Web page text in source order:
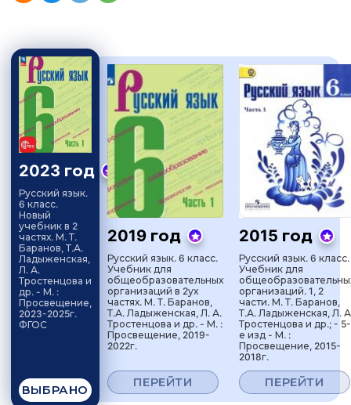
2023 год
Русский язык.
6 класс.
Новый
учебник в 2
частях. М. Т.
Баранов, Т.А.
Ладыженская,
Л. А.
Тростенцова и
др. - М. :
Просвещение,
2023-2025г.
ФГОС
ВЫБРАНО
2019 год
Русский язык. 6 класс.
Учебник для
общеобразовательных
организаций в 2ух
частях. М. Т. Баранов,
Т.А. Ладыженская, Л. А.
Тростенцова и др. - М. :
Просвещение, 2019-
2022г.
ПЕРЕЙТИ
2015 год
Русский язык. 6 класс.
Учебник для
организаций. 1, 2
части. М. Т. Баранов,
Т.А. Ладыженская, Л.
Тростенцова и др.; - 5-
е изд - М. :
Просвещение, 2015-
2018г.
ПЕРЕЙТИ